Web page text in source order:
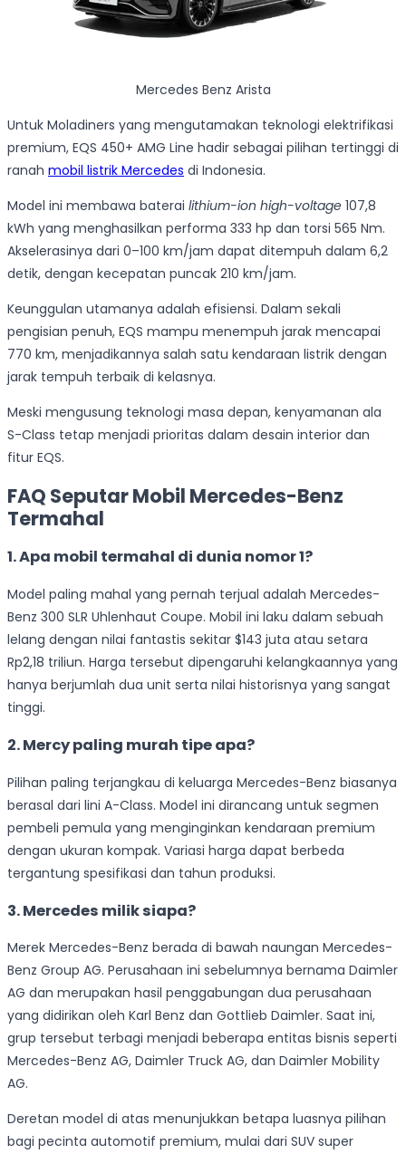
Mercedes Benz Arista
Untuk Moladiners yang mengutamakan teknologi elektrifikasi
premium, EQS 450+ AMG Line hadir sebagai pilihan tertinggi di
ranah mobil listrik Mercedes di Indonesia.
Model ini membawa baterai lithium-ion high-voltage 107,8
kWh yang menghasilkan performa 333 hp dan torsi 565 Nm.
Akselerasinya dari 0–100 km/jam dapat ditempuh dalam 6,2
detik, dengan kecepatan puncak 210 km/jam.
Keunggulan utamanya adalah efisiensi. Dalam sekali
pengisian penuh, EQS mampu menempuh jarak mencapai
770 km, menjadikannya salah satu kendaraan listrik dengan
jarak tempuh terbaik di kelasnya.
Meski mengusung teknologi masa depan, kenyamanan ala
S-Class tetap menjadi prioritas dalam desain interior dan
fitur EQS.
FAQ Seputar Mobil Mercedes-Benz
Termahal
1. Apa mobil termahal di dunia nomor 1?
Model paling mahal yang pernah terjual adalah Mercedes-
Benz 300 SLR Uhlenhaut Coupe. Mobil ini laku dalam sebuah
lelang dengan nilai fantastis sekitar $143 juta atau setara
Rp2,18 triliun. Harga tersebut dipengaruhi kelangkaannya yang
hanya berjumlah dua unit serta nilai historisnya yang sangat
tinggi.
2. Mercy paling murah tipe apa?
Pilihan paling terjangkau di keluarga Mercedes-Benz biasanya
berasal dari lini A-Class. Model ini dirancang untuk segmen
pembeli pemula yang menginginkan kendaraan premium
dengan ukuran kompak. Variasi harga dapat berbeda
tergantung spesifikasi dan tahun produksi.
3. Mercedes milik siapa?
Merek Mercedes-Benz berada di bawah naungan Mercedes-
Benz Group AG. Perusahaan ini sebelumnya bernama Daimler
AG dan merupakan hasil penggabungan dua perusahaan
yang didirikan oleh Karl Benz dan Gottlieb Daimler. Saat ini,
grup tersebut terbagi menjadi beberapa entitas bisnis seperti
Mercedes-Benz AG, Daimler Truck AG, dan Daimler Mobility
AG.
Deretan model di atas menunjukkan betapa luasnya pilihan
bagi pecinta automotif premium, mulai dari SUV super